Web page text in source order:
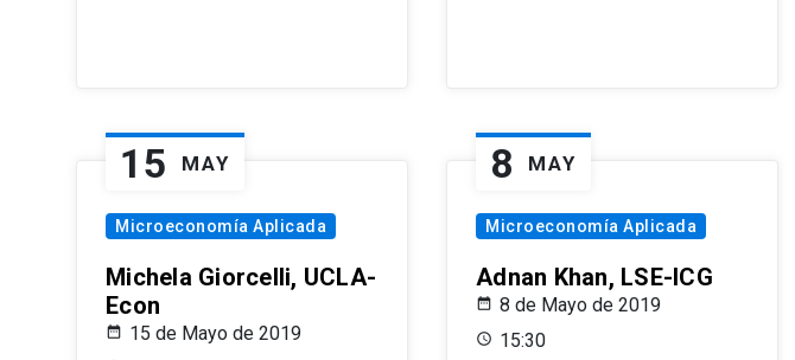
15 MAY
Microeconomía Aplicada
Michela Giorcelli, UCLA-
Econ
15 de Mayo de 2019
8 MAY
Microeconomía Aplicada
Adnan Khan, LSE-ICG
8 de Mayo de 2019
15:30